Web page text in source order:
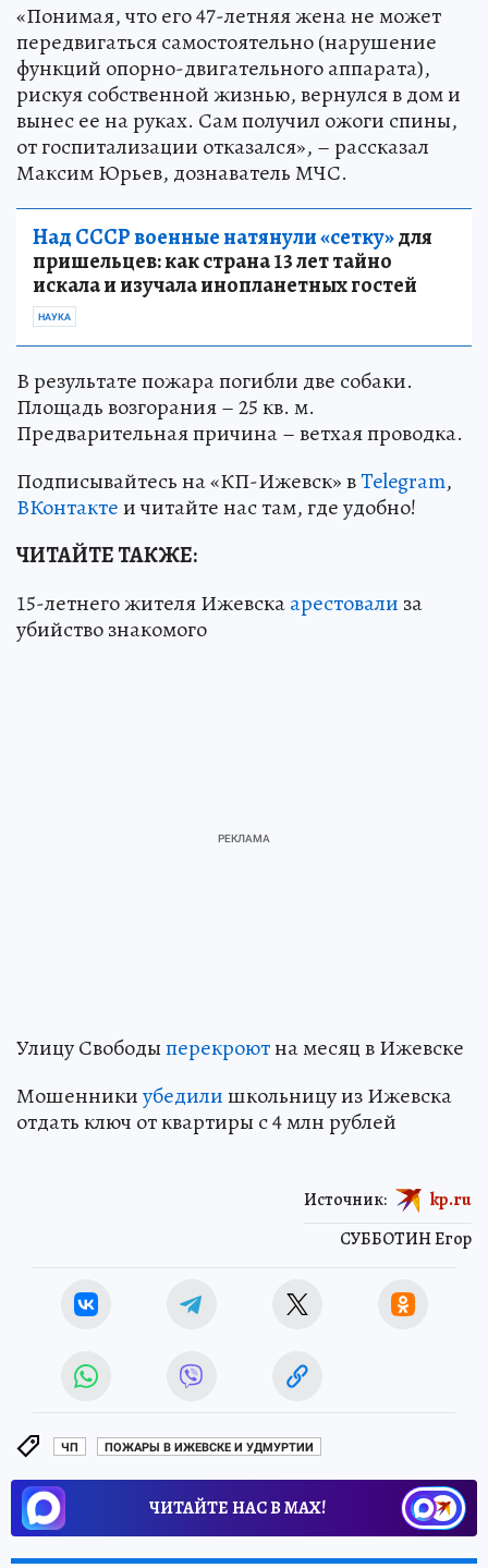
«Понимая, что его 47-летняя жена не может
передвигаться самостоятельно (нарушение
функций опорно-двигательного аппарата),
рискуя собственной жизнью, вернулся в дом и
вынес ее на руках. Сам получил ожоги спины,
от госпитализации отказался», – рассказал
Максим Юрьев, дознаватель МЧС.
Над СССР военные натянули «сетку»для
пришельцев: как страна 13 лет тайно
искала и изучала инопланетных гостей
НАУКА
В результате пожара погибли две собаки.
Площадь возгорания – 25 кв. м.
Предварительная причина – ветхая проводка.
Подписывайтесь на «КП-Ижевск» вTelegram,
ВКонтактеи читайте нас там, где удобно!
ЧИТАЙТЕ ТАКЖЕ:
15-летнего жителя Ижевскаарестовали за
убийство знакомого
Улицу Свободыперекроютна месяц в Ижевске
Мошенникиубедилишкольницу из Ижевска
отдать ключ от квартиры с 4 млн рублей
СУББОТИН Егор
Источник: kp.ru
ЧП ПОЖАРЫ В ИЖЕВСКЕ И УДМУРТИИ
ЧИТАЙТЕ НАС В МАХ!